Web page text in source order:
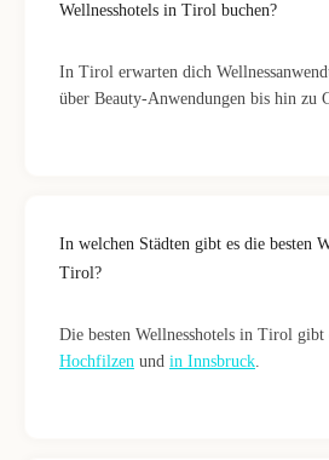
Wellnesshotels in Tirol buchen?
In Tirol erwarten dich
über Beauty-Anwendungen bis hin zu
In welchen Städten gibt es die besten
Tirol?
Die besten Wellnesshotels in Tirol gibt
Hochfilzen und in Innsbruck.